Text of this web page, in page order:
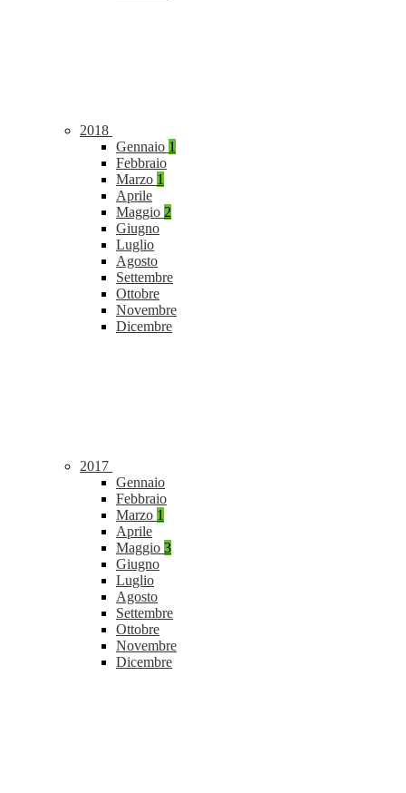
2018
Gennaio 1
Febbraio
Marzo 1
Aprile
Maggio 2
Giugno
Luglio
Agosto
Settembre
Ottobre
Novembre
Dicembre
2017
Gennaio
Febbraio
Marzo 1
Aprile
Maggio 3
Giugno
Luglio
Agosto
Settembre
Ottobre
Novembre
Dicembre